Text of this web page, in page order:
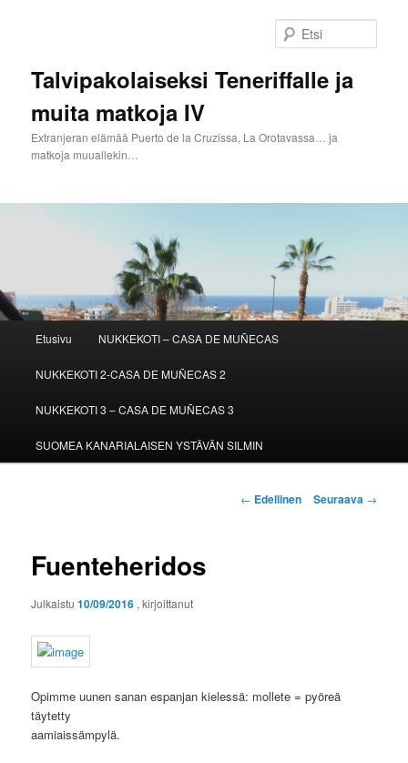
Talvipakolaiseksi Teneriffalle ja
muita matkoja IV
Extranjeran elämää Puerto de la Cruzissa, La Orotavassa… ja
matkoja muuallekin…
Etusivu NUKKEKOTI – CASA DE MUÑECAS
NUKKEKOTI 2-CASA DE MUÑECAS 2
NUKKEKOTI 3 – CASA DE MUÑECAS 3
SUOMEA KANARIALAISEN YSTÄVÄN SILMIN
Artikkelien
← Edellinen Seuraava →
Fuenteheridos
Julkaistu10/09/2016 , kirjoittanut
Opimme uunen sanan espanjan kielessä: mollete = pyöreä
täytetty
aamiaissämpylä.